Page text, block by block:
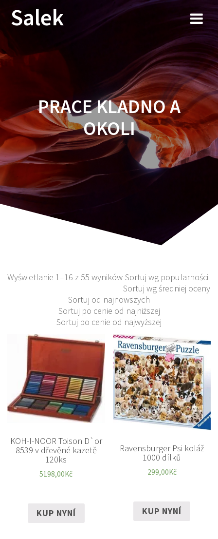
Przejdź
do
Salek
PRACE KLADNO A
OKOLI
Wyświetlanie 1–16 z 55 wyników Sortuj wg popularności
Sortuj wg średniej oceny
Sortuj od najnowszych
Sortuj po cenie od najniższej
Sortuj po cenie od najwyższej
KOH-I-NOOR Toison D`or
8539 v dřevěné kazetě
120ks
5198,00Kč
KUP NYNÍ
Ravensburger Psi koláž
1000 dílků
299,00Kč
KUP NYNÍ